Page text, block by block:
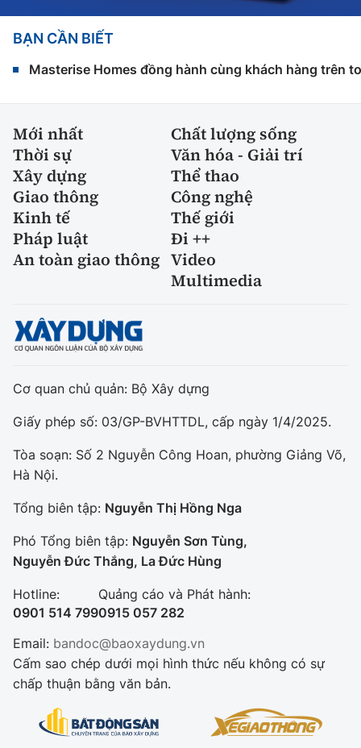
BẠN CẦN BIẾT
Masterise Homes đồng hành cùng khách hàng trên
Mới nhất
Chất lượng sống
Thời sự
Văn hóa - Giải trí
Xây dựng
Thể thao
Giao thông
Công nghệ
Kinh tế
Thế giới
Pháp luật
Đi ++
An toàn giao thông Video
Multimedia
Cơ quan chủ quản: Bộ Xây dựng
Giấy phép số: 03/GP-BVHTTDL, cấp ngày 1/4/2025.
Tòa soạn: Số 2 Nguyễn Công Hoan, phường Giảng Võ,
Hà Nội.
Tổng biên tập: Nguyễn Thị Hồng Nga
Phó Tổng biên tập: Nguyễn Sơn Tùng,
Nguyễn Đức Thắng, La Đức Hùng
Hotline:
0901 514 799
Quảng cáo và Phát hành:
0915 057 282
Email: bandoc@baoxaydung.vn
Cấm sao chép dưới mọi hình thức nếu không có sự
chấp thuận bằng văn bản.